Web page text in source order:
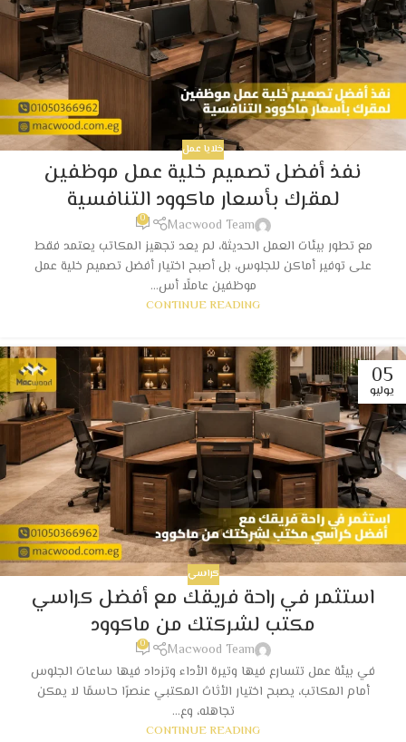
خلايا عمل
نفذ أفضل تصميم خلية عمل موظفين
لمقرك بأسعار ماكوود التنافسية
Macwood Team
0
مع تطور بيئات العمل الحديثة، لم يعد تجهيز المكاتب يعتمد فقط
على توفير أماكن للجلوس، بل أصبح اختيار أفضل تصميم خلية عمل
موظفين عاملًا أس...
CONTINUE READING
05
يوليو
كراسي
استثمر في راحة فريقك مع أفضل كراسي
مكتب لشركتك من ماكوود
Macwood Team
0
في بيئة عمل تتسارع فيها وتيرة الأداء وتزداد فيها ساعات الجلوس
أمام المكاتب، يصبح اختيار الأثاث المكتبي عنصرًا حاسمًا لا يمكن
تجاهله، وع...
CONTINUE READING